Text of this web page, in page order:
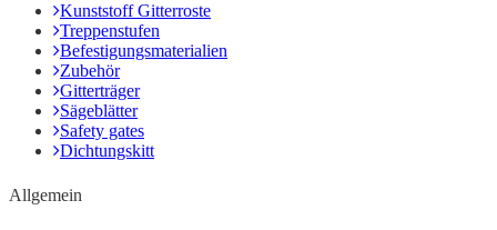
Kunststoff Gitterroste
Treppenstufen
Befestigungsmaterialien
Zubehör
Gitterträger
Sägeblätter
Safety gates
Dichtungskitt
Allgemein